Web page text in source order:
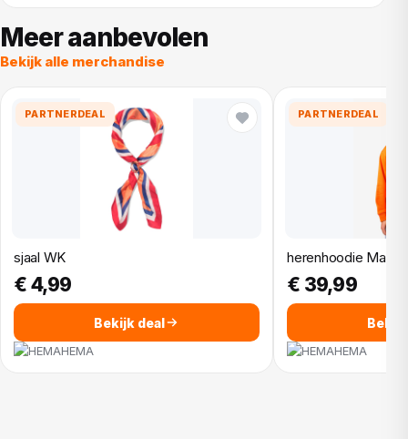
Meer aanbevolen
Bekijk alle merchandise
PARTNERDEAL
sjaal WK
€ 4,99
Bekijk deal
HEMA
PARTNERDEAL
herenhoodie
€ 39,99
HEMA